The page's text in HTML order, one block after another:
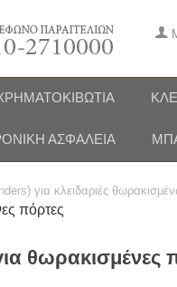
ΑΣΦΆΛΕΙΑ
για κλειδαριές
πόρτες
θωρακισμένες